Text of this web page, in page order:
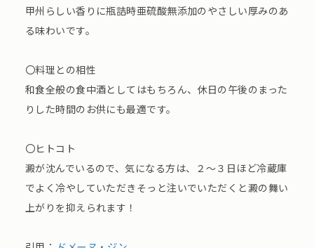
甲州らしい香りに瓶詰時亜硫酸無添加のやさしい厚みのあ
る味わいです。
〇料理との相性
和食全般の食中酒としてはもちろん、休日の午後のまった
りした時間のお供にも最適です。
〇ヒトコト
澱が沈んでいるので、気になる方は、２～３日ほど冷蔵庫
でよく冷やしていただきそっと注いでいただくと澱の舞い
上がりを抑えられます！